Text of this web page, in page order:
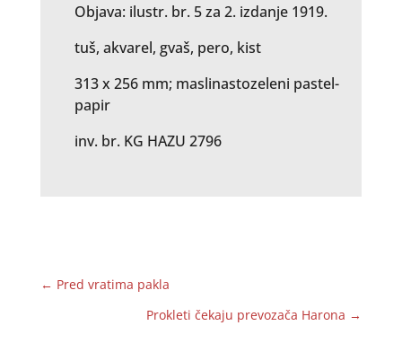
Objava: ilustr. br. 5 za 2. izdanje 1919.
tuš, akvarel, gvaš, pero, kist
313 x 256 mm; maslinastozeleni pastel-
papir
inv. br. KG HAZU 2796
← Pred vratima pakla
Prokleti čekaju prevozača Harona →